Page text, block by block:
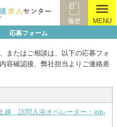
履歴
menu
MENU
応募フォーム
またはご相談は、以下の応募フォ
容確認後、弊社担当よりご連絡差
越 訪問入浴オペレーター：job-